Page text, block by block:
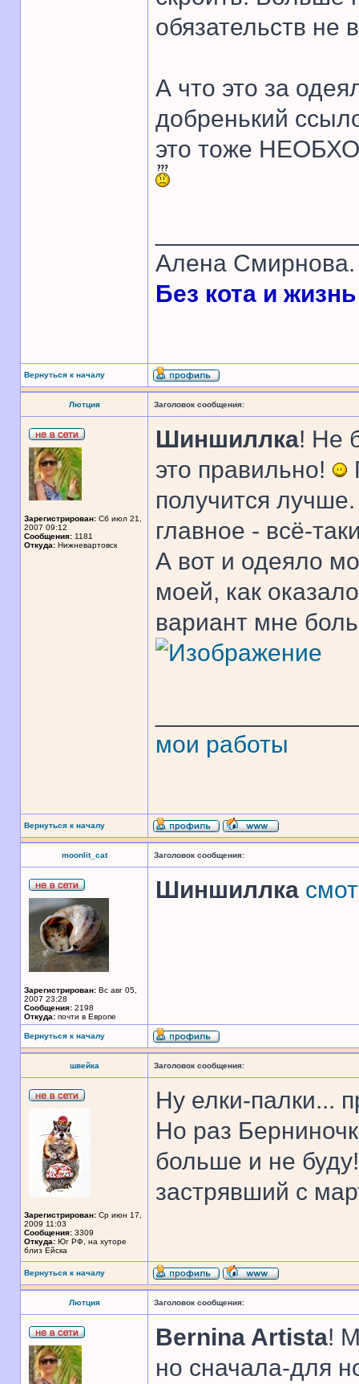
обязательств
А что это за
добренький
это тоже
Алена Смирнова.
Без кота и
Вернуться к началу
Лютция Заголовок сообщения:
Зарегистрирован: Сб июл 21,
2007 09:12
Сообщения: 1181
Откуда: Нижневартовск
Шиншиллка! Не
это правильно!
получится
главное - всё-
А вот и одеяло
моей, как
вариант мне
мои работы
Вернуться к началу
moonlit_cat Заголовок сообщения:
Зарегистрирован: Вс авг 05,
2007 23:28
Сообщения: 2198
Откуда: почти в Европе
Шиншиллка
Вернуться к началу
швейка Заголовок сообщения:
Зарегистрирован: Ср июн 17,
2009 11:03
Сообщения: 3309
Откуда: Юг РФ, на хуторе
близ Ейска
Ну елки-палки...
Но раз
больше и не
застрявший с
Вернуться к началу
Лютция Заголовок сообщения:
Bernina Artista!
но сначала-для